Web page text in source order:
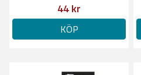
44 kr
KÖP